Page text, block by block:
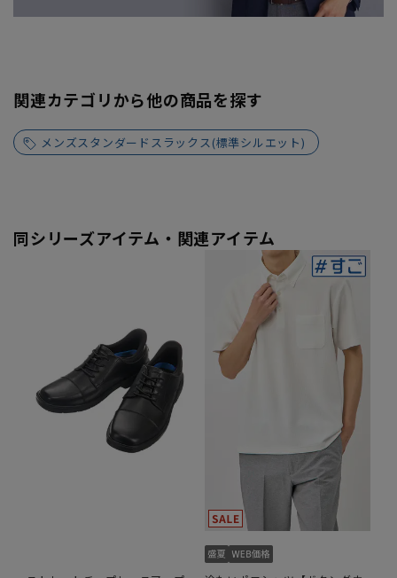
関連カテゴリから他の商品を探す
メンズスタンダードスラックス(標準シルエット)
同シリーズアイテム・関連アイテム